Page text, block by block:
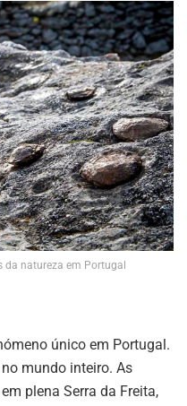
da natureza em Portugal
único em Portugal.
mundo inteiro. As
plena Serra da Freita,